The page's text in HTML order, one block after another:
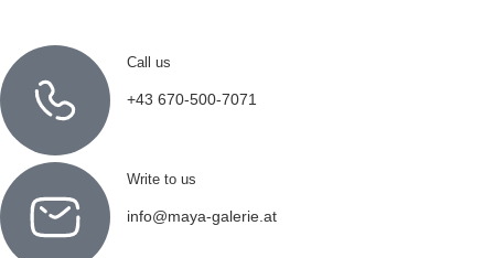
Call us
+43 670-500-7071
Write to us
info@maya-galerie.at